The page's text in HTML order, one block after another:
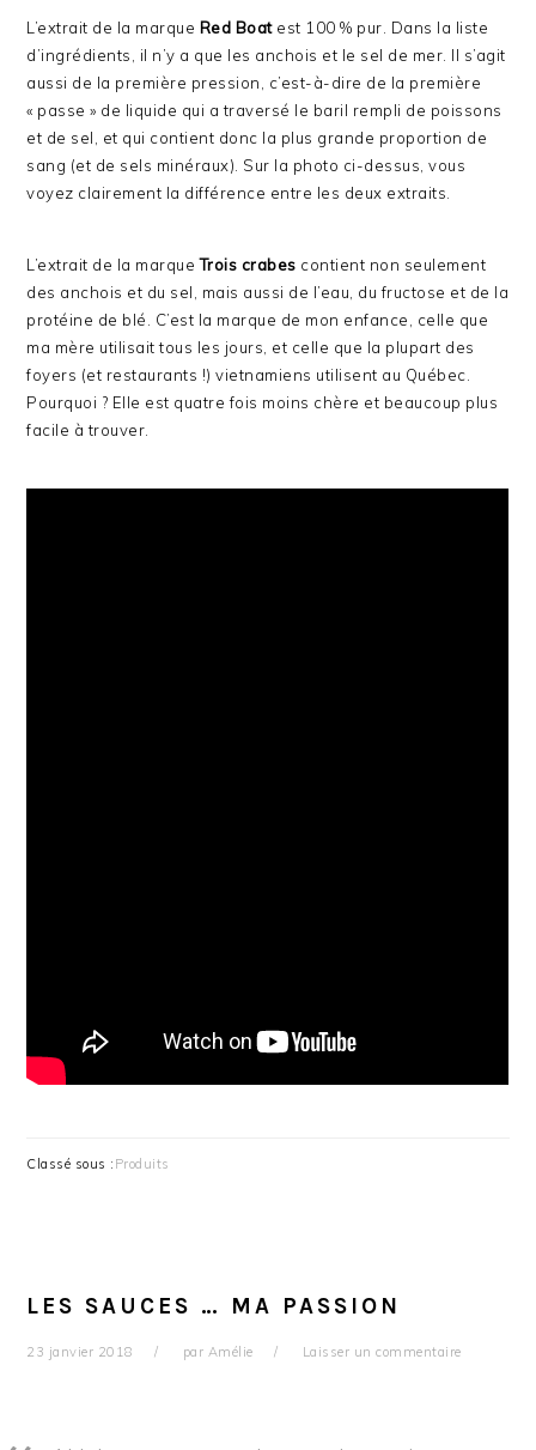
L’extrait de la marque Red Boatest 100 % pur. Dans la liste
d’ingrédients, il n’y a que les anchois et le sel de mer. Il s’agit
aussi de la première pression, c’est-à-dire de la première
« passe » de liquide qui a traversé le baril rempli de poissons
et de sel, et qui contient donc la plus grande proportion de
sang (et de sels minéraux). Sur la photo ci-dessus, vous
voyez clairement la différence entre les deux extraits.
L’extrait de la marqueTrois crabes contient non seulement
des anchois et du sel, mais aussi de l’eau, du fructose et de la
protéine de blé. C’est la marque de mon enfance, celle que
ma mère utilisait tous les jours, et celle que la plupart des
foyers (et restaurants !) vietnamiens utilisent au Québec.
Pourquoi ? Elle est quatre fois moins chère et beaucoup plus
facile à trouver.
Classé sous : Produits
LES SAUCES … MA PASSION
23 janvier 2018 par Amélie Laisser un commentaire